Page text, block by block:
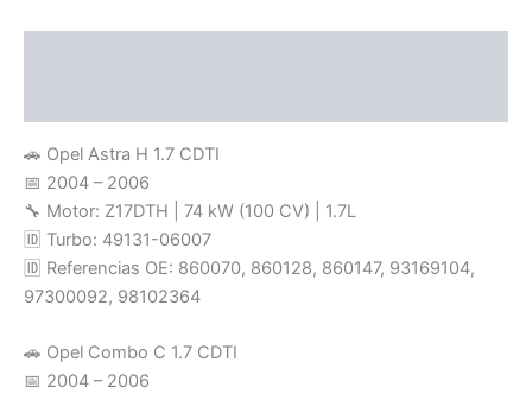
🚗 Opel Astra H 1.7 CDTI
📅 2004 – 2006
🔧 Motor: Z17DTH | 74 kW (100 CV) | 1.7L
🆔 Turbo: 49131-06007
🆔 Referencias OE: 860070, 860128, 860147, 93169104,
97300092, 98102364
🚗 Opel Combo C 1.7 CDTI
📅 2004 – 2006